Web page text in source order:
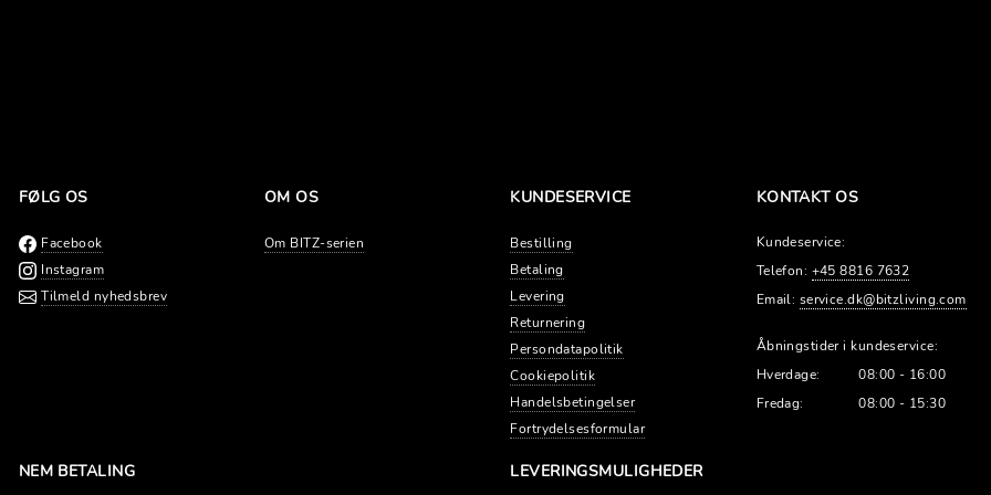
FØLG OS
Facebook
Instagram
Tilmeld nyhedsbrev
OM OS
Om BITZ-serien
KUNDESERVICE
Bestilling
Betaling
Levering
Returnering
Persondatapolitik
Cookiepolitik
Handelsbetingelser
Fortrydelsesformular
KONTAKT OS
Kundeservice:
Telefon: +45 8816 7632
Email: service.dk@bitzliving.com
Åbningstider i kundeservice:
Hverdage:
08:00 - 16:00
Fredag:
08:00 - 15:30
NEM BETALING LEVERINGSMULIGHEDER